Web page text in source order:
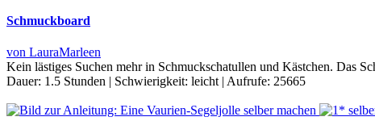
Schmuckboard
von LauraMarleen
Kein lästiges Suchen mehr in Schmuckschatullen und Kästchen. Das
Dauer: 1.5 Stunden | Schwierigkeit: leicht | Aufrufe: 25665